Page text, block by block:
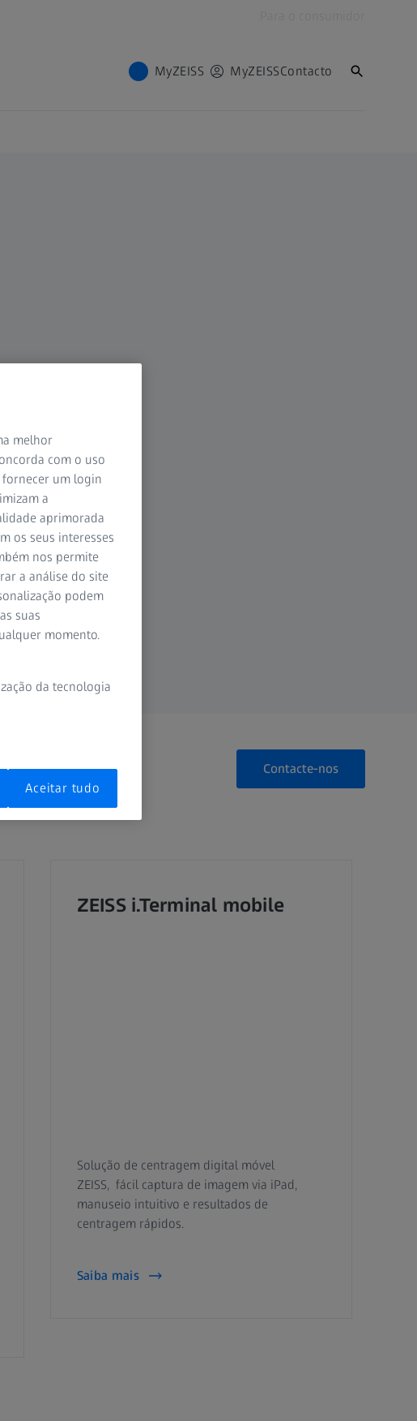
MyZEISS MyZEISSContacto
Contacte-nos
ZEISS i.Terminal mobile
Solução de centragem digital móvel
ZEISS, fácil captura de imagem via iPad,
manuseio intuitivo e resultados de
centragem rápidos.
Saiba mais
melhor
com o uso
um login
a
aprimorada
os seus interesses
nos permite
a análise do site
podem
suas
momento.
da tecnologia
Aceitar tudo